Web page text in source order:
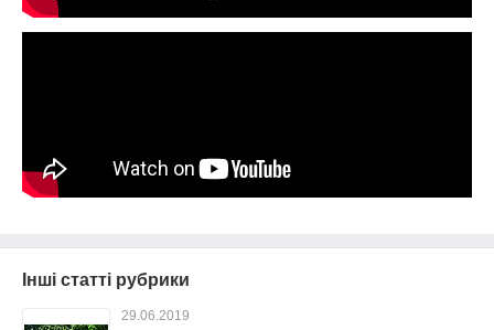
Інші статті рубрики
29.06.2019